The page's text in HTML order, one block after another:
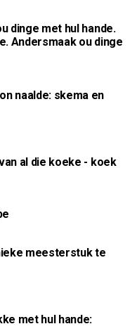
dinge met hul hande.
Andersmaak ou dinge
naalde: skema en
al die koeke - koek
meesterstuk te
met hul hande: